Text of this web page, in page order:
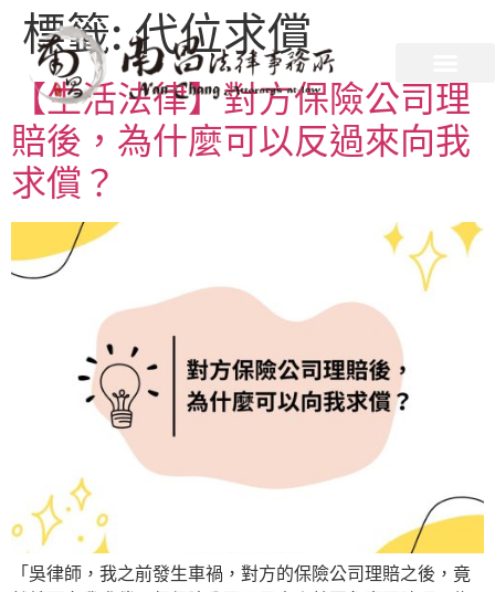
標籤:代位求償
【生活法律】對方保險公司理
賠後，為什麼可以反過來向我
求償？
「吳律師，我之前發生車禍，對方的保險公司理賠之後，竟